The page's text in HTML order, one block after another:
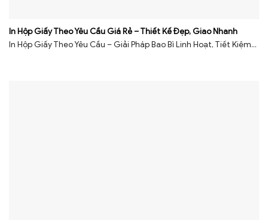
In Hộp Giấy Theo Yêu Cầu Giá Rẻ – Thiết Kế Đẹp, Giao Nhanh
In Hộp Giấy Theo Yêu Cầu – Giải Pháp Bao Bì Linh Hoạt, Tiết Kiệm...